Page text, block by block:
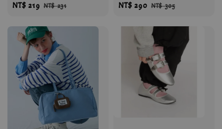
Sale
NT$ 219 Regular
NT$ 231
Sale
NT$ 290 Regular
NT$ 305